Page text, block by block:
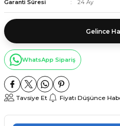
Garanti Süresi
24 Ay
Gelince
WhatsApp Sipariş
Tavsiye Et Fiyatı Düşünce